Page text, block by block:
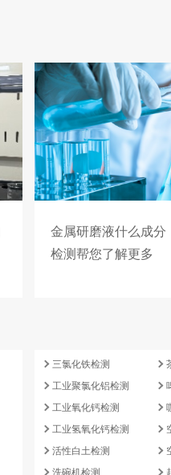
金属研磨液什么成分
检测帮您了解更多
三氯化铁检测
工业聚氯化铝检测
工业氧化钙检测
工业氢氧化钙检测
活性白土检测